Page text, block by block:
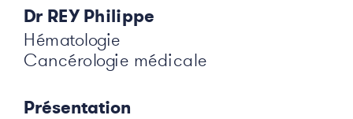
Dr REY Philippe
Hématologie
Cancérologie médicale
Présentation